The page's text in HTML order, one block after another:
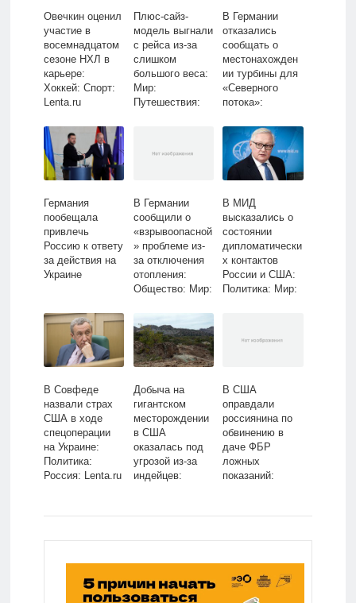
Овечкин оценил
участие в
восемнадцатом
сезоне НХЛ в
карьере:
Хоккей: Спорт:
Lenta.ru
Плюс-сайз-
модель выгнали
с рейса из-за
слишком
большого веса:
Мир:
Путешествия:
В Германии
отказались
сообщать о
местонахожден
ии турбины для
«Северного
потока»:
Экономика:
Lenta.ru
Германия
пообещала
привлечь
Россию к ответу
за действия на
Украине
В Германии
сообщили о
«взрывоопасной
» проблеме из-
за отключения
отопления:
Общество: Мир:
В МИД
высказались о
состоянии
дипломатически
х контактов
России и США:
Политика: Мир:
В Совфеде
назвали страх
США в ходе
спецоперации
на Украине:
Политика:
Россия: Lenta.ru
Добыча на
гигантском
месторождении
в США
оказалась под
угрозой из-за
индейцев:
Lenta.ru
В США
оправдали
россиянина по
обвинению в
даче ФБР
ложных
показаний: